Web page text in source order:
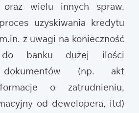
oraz wielu innych spraw.
uzyskiwania kredytu
z uwagi na konieczność
do banku dużej ilości
dokumentów (np. akt
o zatrudnieniu,
od dewelopera, itd)